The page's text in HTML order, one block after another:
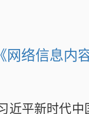
《网络信息内
近平新时代